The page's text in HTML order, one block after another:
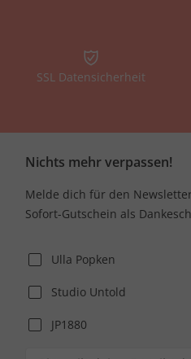
SSL Datensicherheit
Nichts mehr verpassen!
Melde dich für den
Sofort-Gutschein als
Ulla Popken
Studio Untold
JP1880